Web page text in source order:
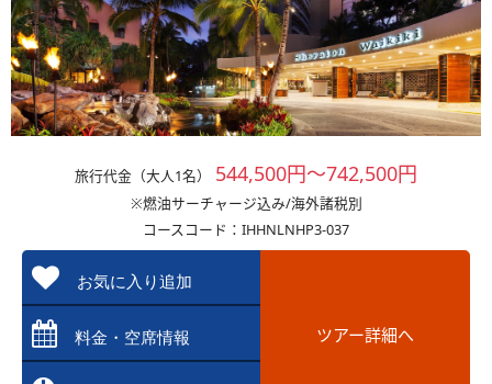
旅行代金（大人1名） 544,500円～742,500円
※燃油サーチャージ込み/海外諸税別
コースコード：IHHNLNHP3-037
お気に入り追加
料金・空席情報 ツアー詳細へ